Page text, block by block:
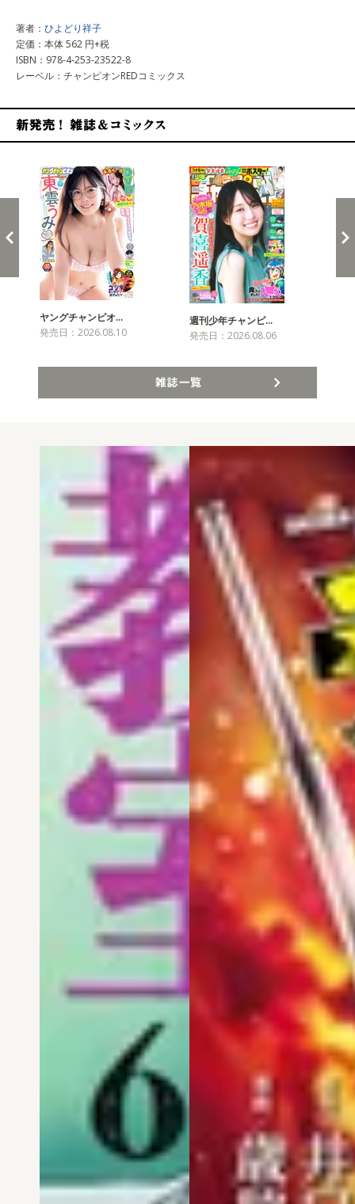
著者： ひよどり祥子
定価：本体 562 円+税
ISBN：978-4-253-23522-8
レーベル：チャンピオンREDコミックス
ヤングチャンピオ…
発売日：2026.08.10
週刊少年チャンピ…
発売日：2026.08.06